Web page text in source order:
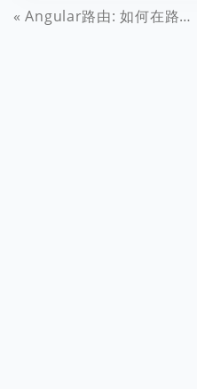
Angular路由: 如何在路由导航之间页面加载时显示loading加载动画效果